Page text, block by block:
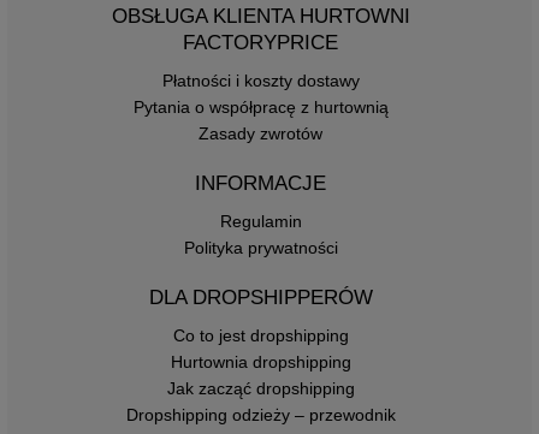
OBSŁUGA KLIENTA HURTOWNI
FACTORYPRICE
Płatności i koszty dostawy
Pytania o współpracę z hurtownią
Zasady zwrotów
INFORMACJE
Regulamin
Polityka prywatności
DLA DROPSHIPPERÓW
Co to jest dropshipping
Hurtownia dropshipping
Jak zacząć dropshipping
Dropshipping odzieży – przewodnik